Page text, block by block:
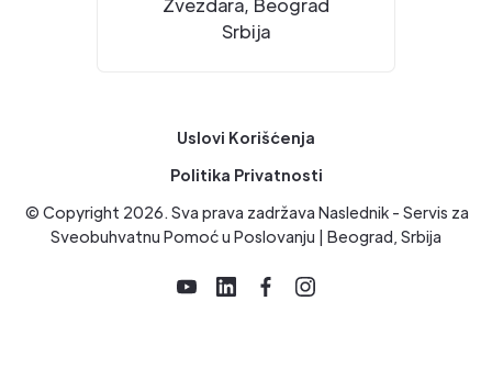
Zvezdara, Beograd
Srbija
Uslovi Korišćenja
Politika Privatnosti
© Copyright 2026. Sva prava zadržava Naslednik - Servis za
Sveobuhvatnu Pomoć u Poslovanju | Beograd, Srbija